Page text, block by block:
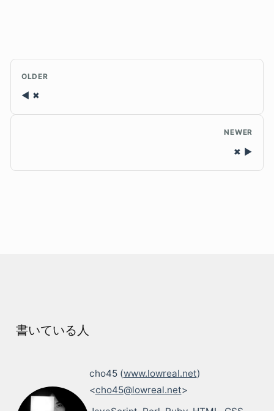
OLDER
✖
NEWER
✖
書いている人
cho45 (www.lowreal.net)
<cho45@lowreal.net>